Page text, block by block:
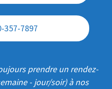
357-7897
prendre un rendez-
- jour/soir) à nos